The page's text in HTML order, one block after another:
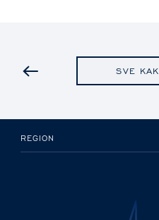
SVE
REGION